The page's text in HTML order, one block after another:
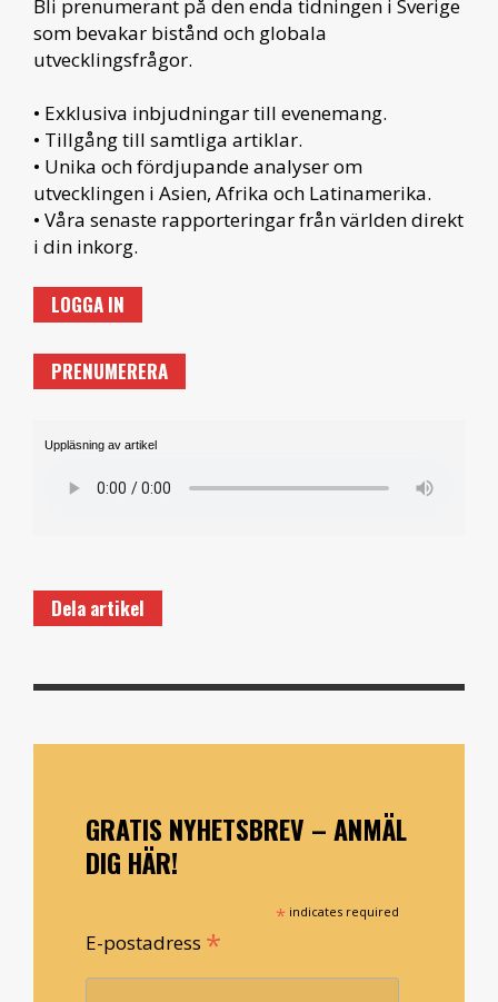
Bli prenumerant på den enda tidningen i Sverige
som bevakar bistånd och globala
utvecklingsfrågor.
• Exklusiva inbjudningar till evenemang.
• Tillgång till samtliga artiklar.
• Unika och fördjupande analyser om
utvecklingen i Asien, Afrika och Latinamerika.
• Våra senaste rapporteringar från världen direkt
i din inkorg.
LOGGA IN
PRENUMERERA
Uppläsning av artikel
Dela artikel
GRATIS NYHETSBREV – ANMÄL
DIG HÄR!
* indicates required
E-postadress *